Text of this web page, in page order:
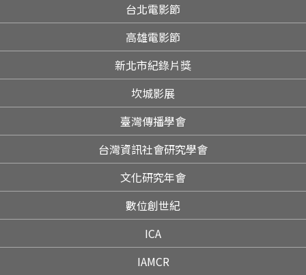
台北電影節
高雄電影節
新北市紀錄片獎
坎城影展
臺灣傳播學會
台灣資訊社會研究學會
文化研究年會
數位創世紀
ICA
IAMCR